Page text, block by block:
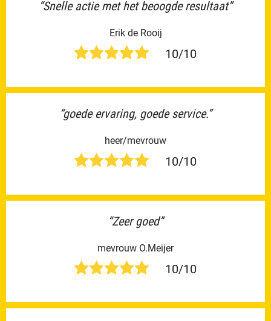
“Snelle actie met het beoogde resultaat”
Erik de Rooij
10/10
“goede ervaring, goede service.”
heer/mevrouw
10/10
“Zeer goed”
mevrouw O.Meijer
10/10